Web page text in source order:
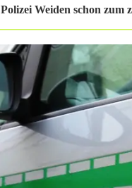
Weiden schon zum